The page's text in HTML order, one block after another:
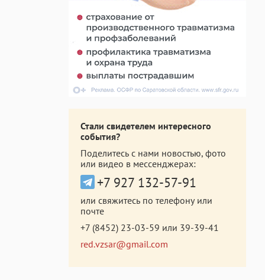
Стали свидетелем интересного
события?
Поделитесь с нами новостью, фото
или видео в мессенджерах:
+7 927 132-57-91
или свяжитесь по телефону или
почте
+7 (8452) 23-03-59 или 39-39-41
red.vzsar@gmail.com